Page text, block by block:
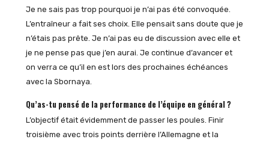
Je ne sais pas trop pourquoi je n’ai pas été convoquée.
L’entraîneur a fait ses choix. Elle pensait sans doute que je
n’étais pas prête. Je n’ai pas eu de discussion avec elle et
je ne pense pas que j’en aurai. Je continue d’avancer et
on verra ce qu’il en est lors des prochaines échéances
avec la Sbornaya.
Qu’as-tu pensé de la performance de l’équipe en général ?
L’objectif était évidemment de passer les poules. Finir
troisième avec trois points derrière l’Allemagne et la